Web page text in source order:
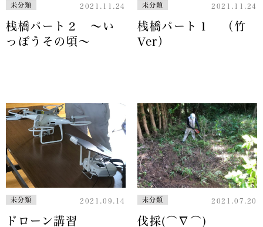
未分類 2021.11.24
桟橋パート２ ～い
っぽうその頃～
未分類 2021.11.24
桟橋パート１ （竹
Ver）
未分類 2021.09.14
ドローン講習
未分類 2021.07.20
伐採(⌒∇⌒)